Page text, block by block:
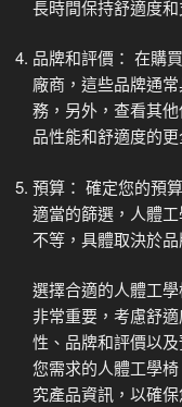
長時間保持舒適度和
品牌和評價： 在購
廠商，這些品牌通
務，另外，查看其
品性能和舒適度的更
預算： 確定您的預
適當的篩選，人體
不等，具體取決於
選擇合適的人體工
非常重要，考慮舒
性、品牌和評價以
您需求的人體工學
究產品資訊，以確